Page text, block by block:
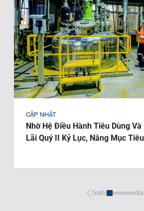
Tin Đầu Tư Tại Việt Nam
Thông Cáo Báo Chí
Ngôn Ngữ
VI
EN
CẬP NHẬT
Nhờ Hệ Điều Hành Tiêu Dùng Và
Lãi Quý II Kỷ Lục, Nâng Mục
Trước